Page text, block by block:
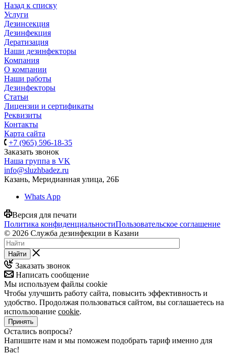
Назад к списку
Услуги
Дезинсекция
Дезинфекция
Дератизация
Наши дезинфекторы
Компания
О компании
Наши работы
Дезинфекторы
Статьи
Лицензии и сертификаты
Реквизиты
Контакты
Карта сайта
+7 (965) 596-18-35
Заказать звонок
Наша группа в VK
info@sluzhbadez.ru
Казань, Меридианная улица, 26Б
Whats App
Версия для печати
Политика конфиденциальностиПользовательское соглашение
© 2026 Служба дезинфекции в Казани
Найти
Заказать звонок
Написать сообщение
Мы используем файлы cookie
Чтобы улучшить работу сайта, повысить эффективность и
удобство. Продолжая пользоваться сайтом, вы соглашаетесь на
использование cookie.
Принять
Остались вопросы?
Напишите нам и мы поможем подобрать тариф именно для
Вас!